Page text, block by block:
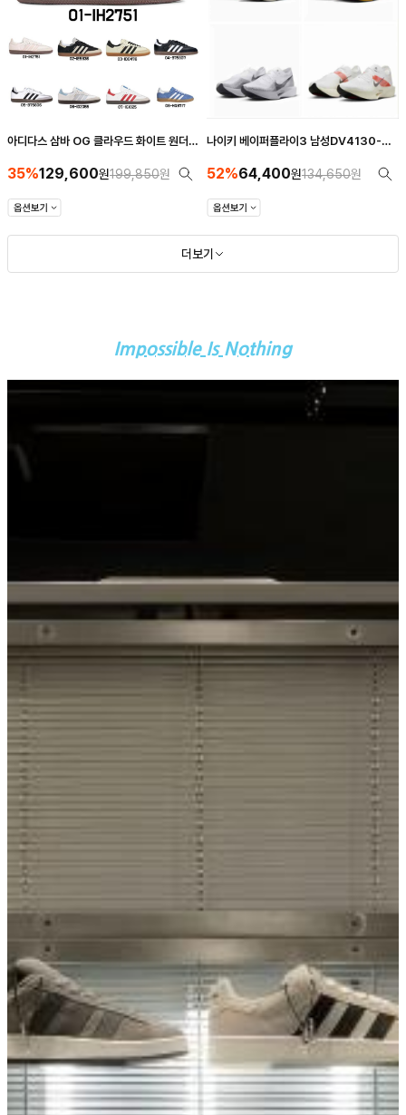
아디다스 삼바 OG 클라우드 화이트 원더
35%129,600원199,850원
나이키 베이퍼플라이3 남성DV4130-
100/FD6556-100/DV4129-001
52%64,400원134,650원
더보기
Impossible Is Nothing